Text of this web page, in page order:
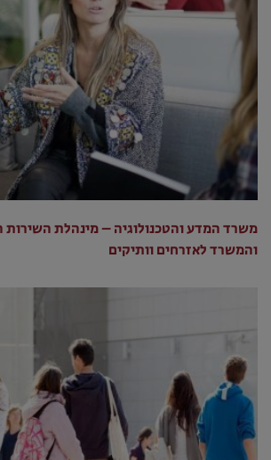
משרד המדע והטכנולוגיה – מינהלת השירות
והמשרד לאזרחים וותיקים